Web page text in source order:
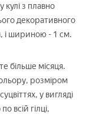
з плавно
декоративного
і шириною - 1 см.
більше місяця.
розміром
у вигляді
всій гілці,